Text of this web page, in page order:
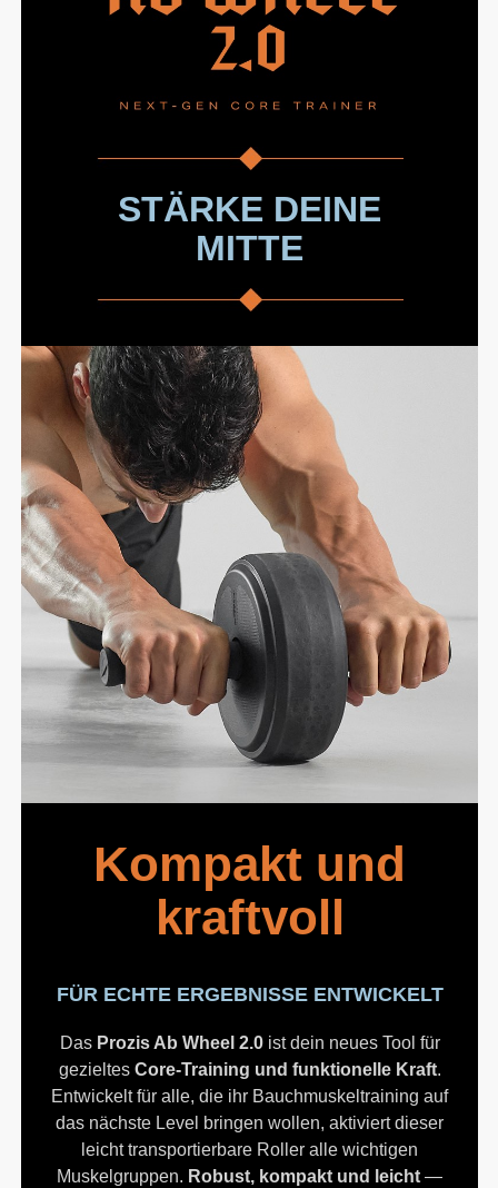
STÄRKE DEINE
MITTE
Kompakt und
kraftvoll
FÜR ECHTE ERGEBNISSE ENTWICKELT
Das Prozis Ab Wheel 2.0ist dein neues Tool für
gezieltes Core-Training und funktionelle Kraft.
Entwickelt für alle, die ihr Bauchmuskeltraining auf
das nächste Level bringen wollen, aktiviert dieser
leicht transportierbare Roller alle wichtigen
Muskelgruppen. Robust, kompakt und leicht—